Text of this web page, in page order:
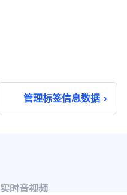
管理标签信息数据
实时音视频